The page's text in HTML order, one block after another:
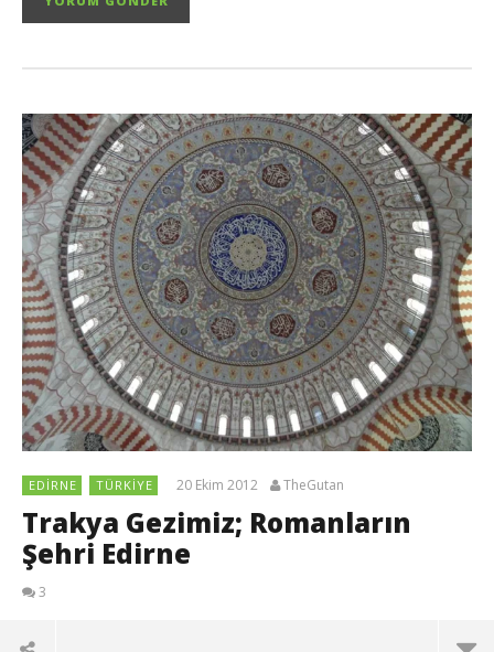
EDIRNE TÜRKIYE 20 Ekim 2012 TheGutan
Trakya Gezimiz; Romanların
Şehri Edirne
3